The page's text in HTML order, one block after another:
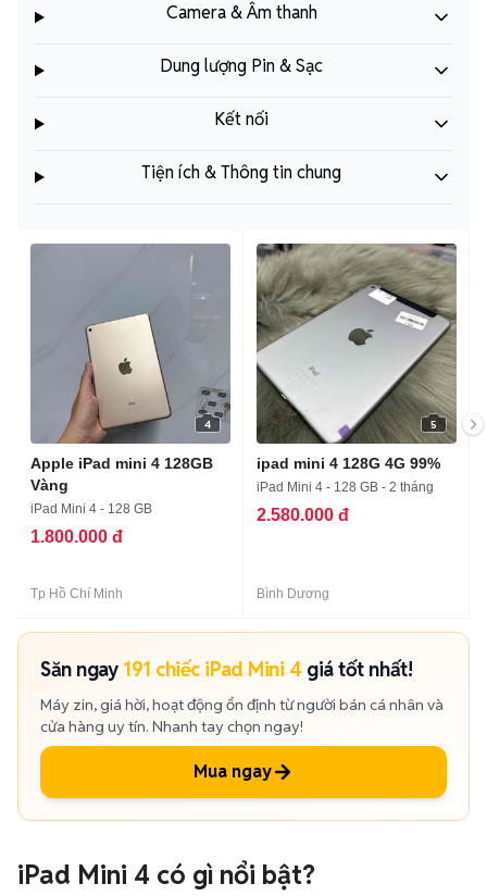
Camera & Âm thanh
Dung lượng Pin & Sạc
Kết nối
Tiện ích & Thông tin chung
4
Apple iPad mini 4 128GB
Vàng
iPad Mini 4 - 128 GB
1.800.000 đ
Tp Hồ Chí Minh
5
ipad mini 4 128G 4G 99%
iPad Mini 4 - 128 GB - 2 tháng
2.580.000 đ
Bình Dương
Săn ngay 191 chiếc iPad Mini 4 giá tốt nhất!
Máy zin, giá hời, hoạt động ổn định từ người bán cá nhân và
cửa hàng uy tín. Nhanh tay chọn ngay!
Mua ngay
iPad Mini 4 có gì nổi bật?